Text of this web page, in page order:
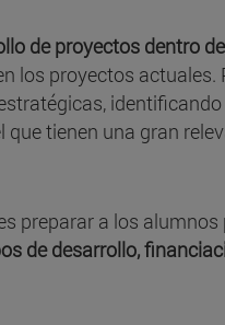
de proyectos dentro
los proyectos actuales.
tienen una gran
preparar a los
de desarrollo,